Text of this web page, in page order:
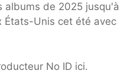
albums de 2025 jusqu'à
États-Unis cet été avec
No ID ici.